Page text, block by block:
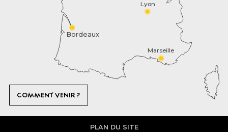
Marseille
Lyon
Bordeaux
COMMENT VENIR ?
PLAN DU SITE